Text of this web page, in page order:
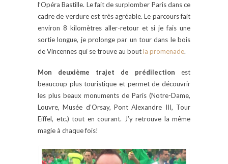
l’Opéra Bastille. Le fait de surplomber Paris dans ce
cadre de verdure est très agréable. Le parcours fait
environ 8 kilomètres aller-retour et si je fais une
sortie longue, je prolonge par un tour dans le bois
de Vincennes qui se trouve au boutla promenade.
Mon deuxième trajet de prédilection est
beaucoup plus touristique et permet de découvrir
les plus beaux monuments de Paris (Notre-Dame,
Louvre, Musée d’Orsay, Pont Alexandre III, Tour
Eiffel, etc.) tout en courant. J’y retrouve la même
magie à chaque fois!